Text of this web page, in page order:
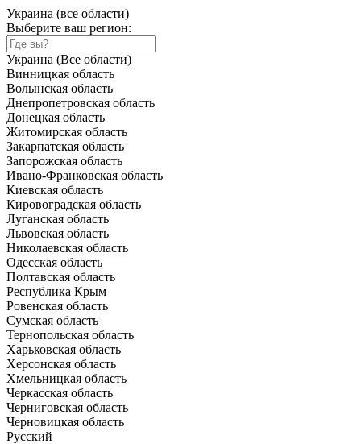
Украина (все области)
Выберите ваш регион:
Украина (Все области)
Винницкая область
Волынская область
Днепропетровская область
Донецкая область
Житомирская область
Закарпатская область
Запорожская область
Ивано-Франковская область
Киевская область
Кировоградская область
Луганская область
Львовская область
Николаевская область
Одесская область
Полтавская область
Республика Крым
Ровенская область
Сумская область
Тернопольская область
Харьковская область
Херсонская область
Хмельницкая область
Черкасская область
Черниговская область
Черновицкая область
Русский